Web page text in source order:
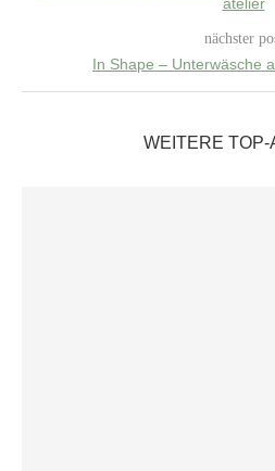
nächster
In Shape – Unterwäsche
WEITERE TOP-